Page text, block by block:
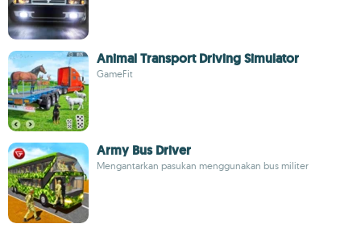
Animal Transport Driving Simulator
GameFit
Army Bus Driver
Mengantarkan pasukan menggunakan bus militer